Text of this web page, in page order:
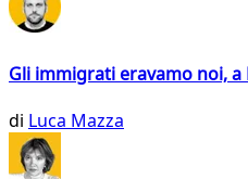
Gli immigrati eravamo noi, a
di Luca Mazza